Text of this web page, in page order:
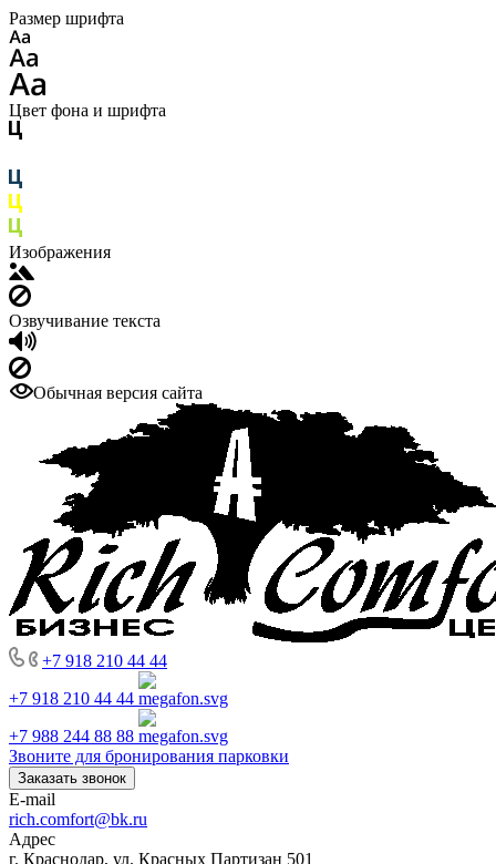
Размер шрифта
Цвет фона и шрифта
Изображения
Озвучивание текста
Обычная версия сайта
+7 918 210 44 44
+7 918 210 44 44
+7 988 244 88 88
Звоните для бронирования парковки
Заказать звонок
E-mail
rich.comfort@bk.ru
Адрес
г. Краснодар, ул. Красных Партизан 501